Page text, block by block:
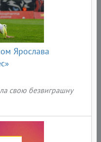
Ярослава
свою безвиграшну